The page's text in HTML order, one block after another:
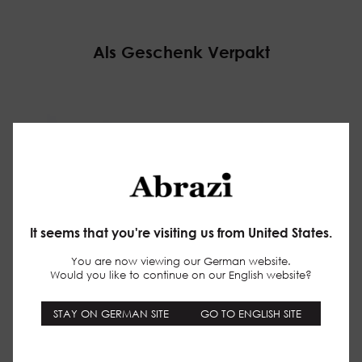
Keep track of the pages you check out
Tailor promotions to your interests using ads
personalisation(marketing)
privacy policy
The cookies we use by category
It seems that you're visiting us from United States.
You are now viewing our German website.
Would you like to continue on our English website?
STAY ON GERMAN SITE GO TO ENGLISH SITE
Als Geschenk Verpakt